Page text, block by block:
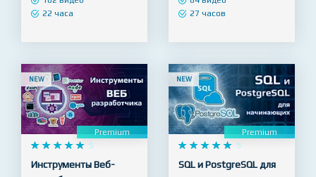
C# – от новичка до
специалиста
HTML, CSS, Bootstrap,
JavaScript
NEW
Premium
NEW
Premium